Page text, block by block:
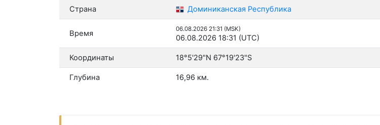
Страна Доминиканская Республика
Время 06.08.2026 21:31 (MSK)
06.08.2026 18:31 (UTC)
Координаты 18°5'29"N 67°19'23"S
Глубина 16,96 км.